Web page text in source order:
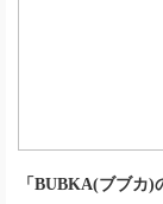
「BUBKA(ブブカ